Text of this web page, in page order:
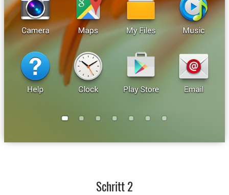
Schritt 2